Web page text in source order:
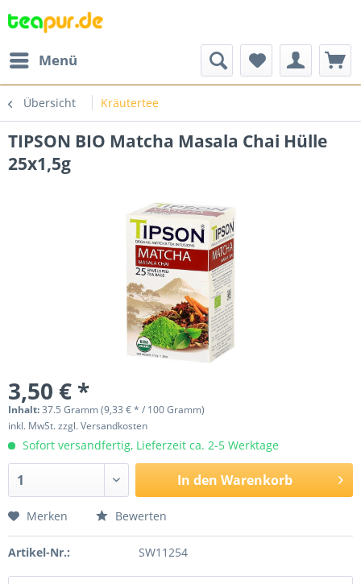
Menü
Übersicht Kräutertee
TIPSON BIO Matcha Masala Chai Hülle
25x1,5g
3,50 € *
Inhalt:37.5 Gramm (9,33 € * / 100 Gramm)
inkl. MwSt.zzgl. Versandkosten
Sofort versandfertig, Lieferzeit ca. 2-5 Werktage
In den Warenkorb
Merken Bewerten
Artikel-Nr.: SW11254